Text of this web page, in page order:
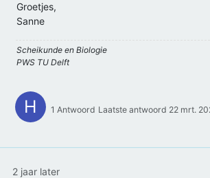
Groetjes,
Sanne
Scheikunde en Biologie
PWS TU Delft
H 1 Antwoord Laatste antwoord 22 mrt.
2 jaar later